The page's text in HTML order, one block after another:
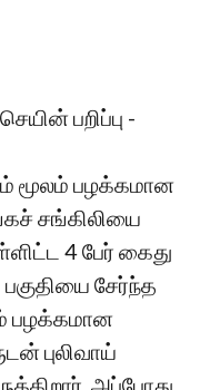
பறிப்பு -
மூலம் பழக்கமான
சங்கிலியை
4 பேர் கைது
சேர்ந்த
பழக்கமான
புலிவாய்
அப்போது